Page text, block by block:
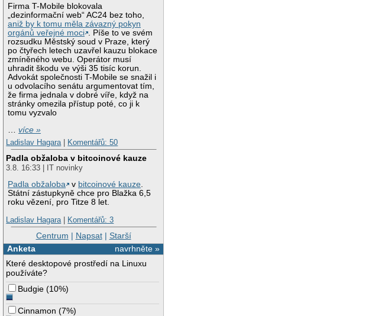
Firma T-Mobile blokovala
„dezinformační web“ AC24 bez toho,
aniž by k tomu měla závazný pokyn
orgánů veřejné moci
. Píše to ve svém
rozsudku Městský soud v Praze, který
po čtyřech letech uzavřel kauzu blokace
zmíněného webu. Operátor musí
uhradit škodu ve výši 35 tisíc korun.
Advokát společnosti T-Mobile se snažil i
u odvolacího senátu argumentovat tím,
že firma jednala v dobré víře, když na
stránky omezila přístup poté, co ji k
tomu vyzvalo
…více »
Ladislav Hagara| Komentářů: 50
Padla obžaloba v bitcoinové kauze
3.8. 16:33 | IT novinky
Padla obžaloba
v bitcoinové kauze.
Státní zástupkyně chce pro Blažka 6,5
roku vězení, pro Titze 8 let.
Ladislav Hagara| Komentářů: 3
Centrum | Napsat| Starší
navrhněte »
Anketa
Které desktopové prostředí na Linuxu
používáte?
Budgie (10%)
Cinnamon (7%)